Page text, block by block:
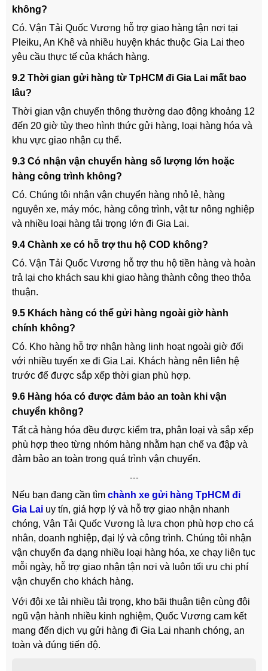
không?
Có. Vận Tải Quốc Vương hỗ trợ giao hàng tận nơi tại
Pleiku, An Khê và nhiều huyện khác thuộc Gia Lai theo
yêu cầu thực tế của khách hàng.
9.2 Thời gian gửi hàng từ TpHCM đi Gia Lai mất bao
lâu?
Thời gian vận chuyển thông thường dao động khoảng 12
đến 20 giờ tùy theo hình thức gửi hàng, loại hàng hóa và
khu vực giao nhận cụ thể.
9.3 Có nhận vận chuyển hàng số lượng lớn hoặc
hàng công trình không?
Có. Chúng tôi nhận vận chuyển hàng nhỏ lẻ, hàng
nguyên xe, máy móc, hàng công trình, vật tư nông nghiệp
và nhiều loại hàng tải trọng lớn đi Gia Lai.
9.4 Chành xe có hỗ trợ thu hộ COD không?
Có. Vận Tải Quốc Vương hỗ trợ thu hộ tiền hàng và hoàn
trả lại cho khách sau khi giao hàng thành công theo thỏa
thuận.
9.5 Khách hàng có thể gửi hàng ngoài giờ hành
chính không?
Có. Kho hàng hỗ trợ nhận hàng linh hoạt ngoài giờ đối
với nhiều tuyến xe đi Gia Lai. Khách hàng nên liên hệ
trước để được sắp xếp thời gian phù hợp.
9.6 Hàng hóa có được đảm bảo an toàn khi vận
chuyển không?
Tất cả hàng hóa đều được kiểm tra, phân loại và sắp xếp
phù hợp theo từng nhóm hàng nhằm hạn chế va đập và
đảm bảo an toàn trong quá trình vận chuyển.
---
Nếu bạn đang cần tìm chành xe gửi hàng TpHCM đi
Gia Lai uy tín, giá hợp lý và hỗ trợ giao nhận nhanh
chóng, Vận Tải Quốc Vương là lựa chọn phù hợp cho cá
nhân, doanh nghiệp, đại lý và công trình. Chúng tôi nhận
vận chuyển đa dạng nhiều loại hàng hóa, xe chạy liên tục
mỗi ngày, hỗ trợ giao nhận tận nơi và luôn tối ưu chi phí
vận chuyển cho khách hàng.
Với đội xe tải nhiều tải trọng, kho bãi thuận tiện cùng đội
ngũ vận hành nhiều kinh nghiệm, Quốc Vương cam kết
mang đến dịch vụ gửi hàng đi Gia Lai nhanh chóng, an
toàn và đúng tiến độ.